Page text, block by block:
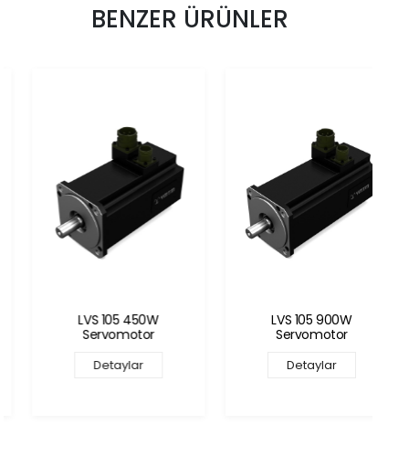
BENZER ÜRÜNLER
LVS 105 450W
Servomotor
Detaylar
LVS 105 900W
Servomotor
Detaylar